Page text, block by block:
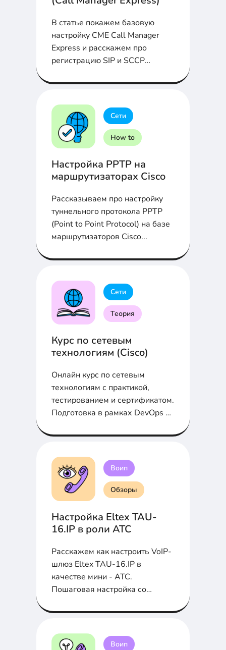
В статье покажем базовую
настройку CME Call Manager
Express и расскажем про
регистрацию SIP и SCCP
Сети
How to
Настройка PPTP на
маршрутизаторах Cisco
Рассказываем про настройку
туннельного протокола PPTP
(Point to Point Protocol) на базе
маршрутизаторов Cisco...
Сети
Теория
Курс по сетевым
технологиям (Cisco)
Онлайн курс по сетевым
технологиям с практикой,
тестированием и сертификатом.
Подготовка в рамках DevOps и
Воип
Обзоры
Настройка Eltex TAU-
16.IP в роли АТС
Расскажем как настроить VoIP-
шлюз Eltex TAU-16.IP в
качестве мини - АТС.
Пошаговая настройка со
Воип